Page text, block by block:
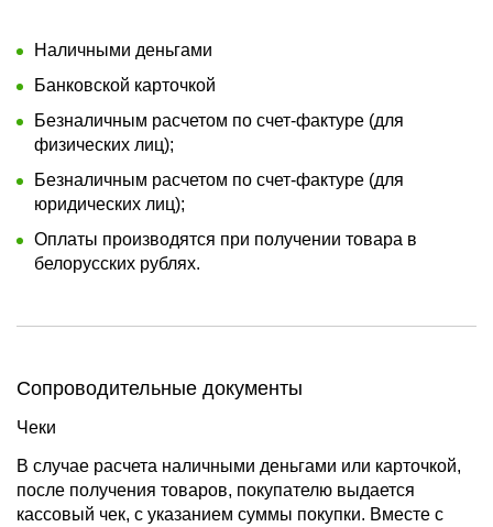
Наличными деньгами
Банковской карточкой
Безналичным расчетом по счет-фактуре (для
физических лиц);
Безналичным расчетом по счет-фактуре (для
юридических лиц);
Оплаты производятся при получении товара в
белорусских рублях.
Сопроводительные документы
Чеки
В случае расчета наличными деньгами или карточкой,
после получения товаров, покупателю выдается
кассовый чек, с указанием суммы покупки. Вместе с